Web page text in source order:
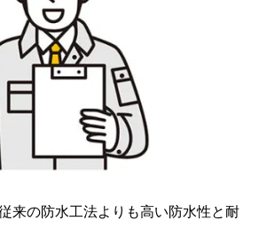
来の防水工法よりも高い防水性と耐